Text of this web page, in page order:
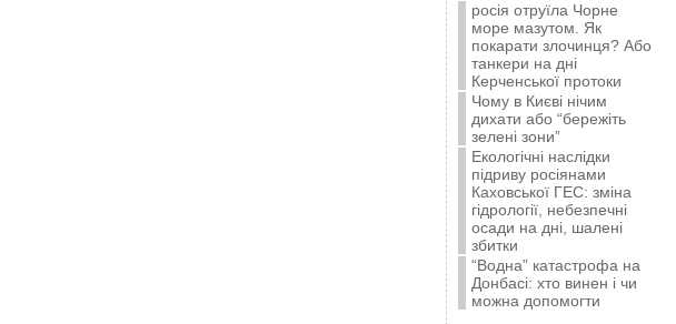
росія отруїла Чорне
море мазутом. Як
покарати злочинця? Або
танкери на дні
Керченської протоки
Чому в Києві нічим
дихати або “бережіть
зелені зони”
Екологічні наслідки
підриву росіянами
Каховської ГЕС: зміна
гідрології, небезпечні
осади на дні, шалені
збитки
“Водна” катастрофа на
Донбасі: хто винен і чи
можна допомогти